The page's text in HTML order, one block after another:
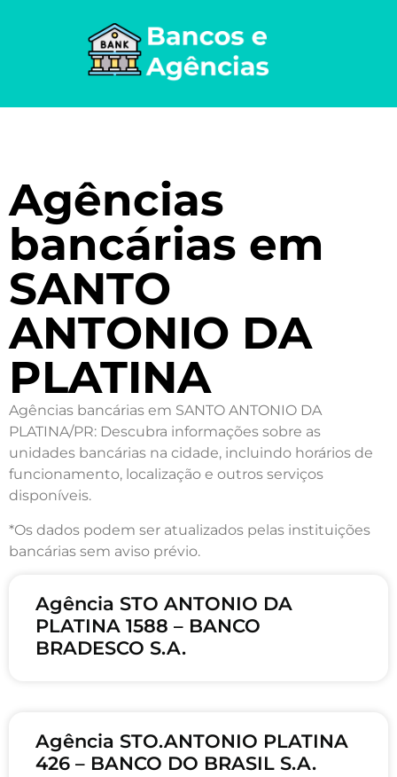
Agências
bancárias em
SANTO
ANTONIO DA
PLATINA
Agências bancárias em SANTO ANTONIO DA
PLATINA/PR: Descubra informações sobre as
unidades bancárias na cidade, incluindo horários de
funcionamento, localização e outros serviços
disponíveis.
*Os dados podem ser atualizados pelas instituições
bancárias sem aviso prévio.
Agência STO ANTONIO DA
PLATINA 1588 – BANCO
BRADESCO S.A.
Agência STO.ANTONIO PLATINA
426 – BANCO DO BRASIL S.A.